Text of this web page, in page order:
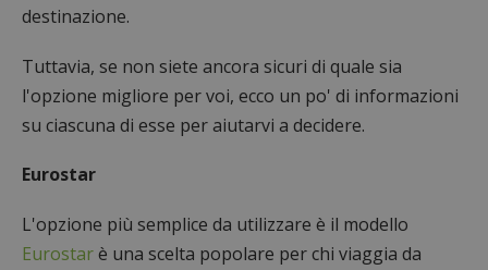
destinazione.
Tuttavia, se non siete ancora sicuri di quale sia
l'opzione migliore per voi, ecco un po' di informazioni
su ciascuna di esse per aiutarvi a decidere.
Eurostar
L'opzione più semplice da utilizzare è il modello
Eurostarè una scelta popolare per chi viaggia da